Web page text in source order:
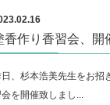
香作り香習会、開
日、杉本浩美先生をお招
会を開催致しまし...